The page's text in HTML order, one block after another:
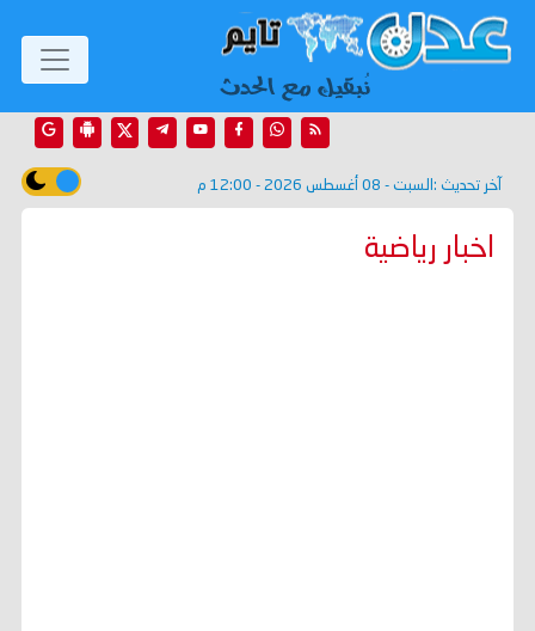
آخر تحديث : السبت - 08 أغسطس 2026 - 12:00 م
اخبار رياضية